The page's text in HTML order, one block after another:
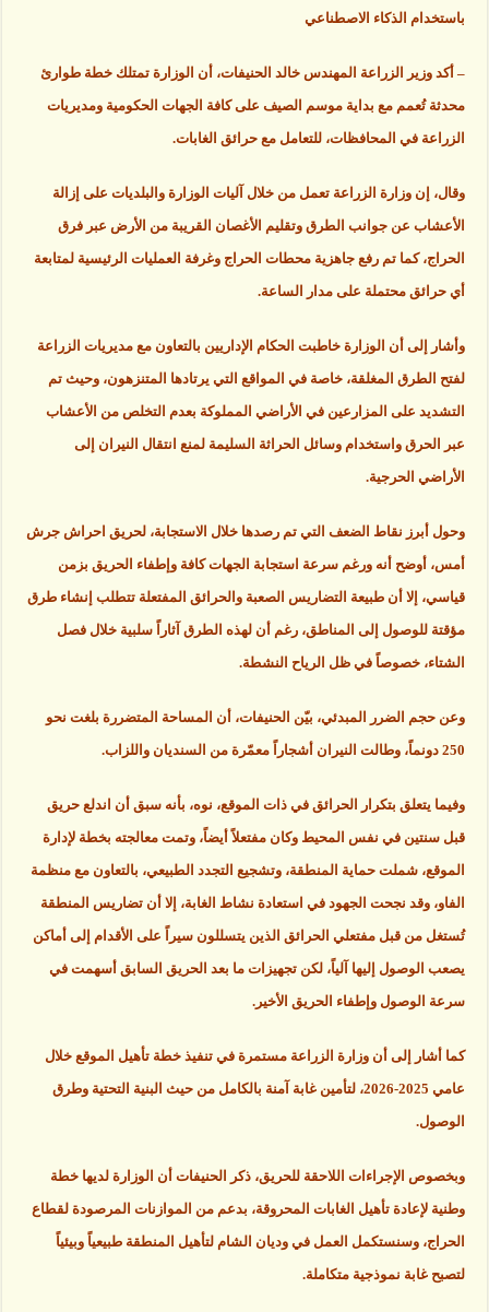
باستخدام الذكاء الاصطناعي
– أكد وزير الزراعة المهندس خالد الحنيفات، أن الوزارة تمتلك خطة طوارئ
محدثة تُعمم مع بداية موسم الصيف على كافة الجهات الحكومية ومديريات
الزراعة في المحافظات، للتعامل مع حرائق الغابات.
وقال، إن وزارة الزراعة تعمل من خلال آليات الوزارة والبلديات على إزالة
الأعشاب عن جوانب الطرق وتقليم الأغصان القريبة من الأرض عبر فرق
الحراج، كما تم رفع جاهزية محطات الحراج وغرفة العمليات الرئيسية لمتابعة
أي حرائق محتملة على مدار الساعة.
وأشار إلى أن الوزارة خاطبت الحكام الإداريين بالتعاون مع مديريات الزراعة
لفتح الطرق المغلقة، خاصة في المواقع التي يرتادها المتنزهون، وحيث تم
التشديد على المزارعين في الأراضي المملوكة بعدم التخلص من الأعشاب
عبر الحرق واستخدام وسائل الحراثة السليمة لمنع انتقال النيران إلى
الأراضي الحرجية.
وحول أبرز نقاط الضعف التي تم رصدها خلال الاستجابة، لحريق احراش جرش
أمس، أوضح أنه ورغم سرعة استجابة الجهات كافة وإطفاء الحريق بزمن
قياسي، إلا أن طبيعة التضاريس الصعبة والحرائق المفتعلة تتطلب إنشاء طرق
مؤقتة للوصول إلى المناطق، رغم أن لهذه الطرق آثاراً سلبية خلال فصل
الشتاء، خصوصاً في ظل الرياح النشطة.
وعن حجم الضرر المبدئي، بيّن الحنيفات، أن المساحة المتضررة بلغت نحو
250 دونماً، وطالت النيران أشجاراً معمّرة من السنديان واللزاب.
وفيما يتعلق بتكرار الحرائق في ذات الموقع، نوه، بأنه سبق أن اندلع حريق
قبل سنتين في نفس المحيط وكان مفتعلاً أيضاً، وتمت معالجته بخطة لإدارة
الموقع، شملت حماية المنطقة، وتشجيع التجدد الطبيعي، بالتعاون مع منظمة
الفاو، وقد نجحت الجهود في استعادة نشاط الغابة، إلا أن تضاريس المنطقة
تُستغل من قبل مفتعلي الحرائق الذين يتسللون سيراً على الأقدام إلى أماكن
يصعب الوصول إليها آلياً، لكن تجهيزات ما بعد الحريق السابق أسهمت في
سرعة الوصول وإطفاء الحريق الأخير.
كما أشار إلى أن وزارة الزراعة مستمرة في تنفيذ خطة تأهيل الموقع خلال
عامي 2025-2026، لتأمين غابة آمنة بالكامل من حيث البنية التحتية وطرق
الوصول.
وبخصوص الإجراءات اللاحقة للحريق، ذكر الحنيفات أن الوزارة لديها خطة
وطنية لإعادة تأهيل الغابات المحروقة، بدعم من الموازنات المرصودة لقطاع
الحراج، وسنستكمل العمل في وديان الشام لتأهيل المنطقة طبيعياً وبيئياً
لتصبح غابة نموذجية متكاملة.